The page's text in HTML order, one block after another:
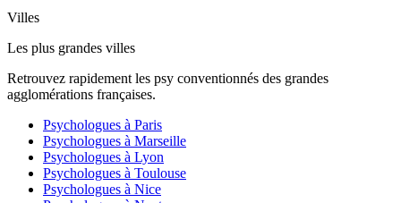
Villes
Les plus grandes villes
Retrouvez rapidement les psy conventionnés des grandes
agglomérations françaises.
Psychologues à Paris
Psychologues à Marseille
Psychologues à Lyon
Psychologues à Toulouse
Psychologues à Nice